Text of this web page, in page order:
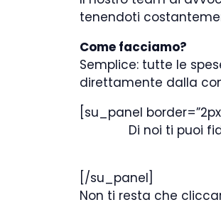
tenendoti
Come facciamo?
Semplice: tutte le
direttamente dalla
[su_panel border=”2px
Di noi ti puoi
[/su_panel]
Non ti resta che